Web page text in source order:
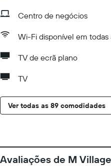
Centro de negócios
Wi-Fi disponível em todas
TV de ecrã plano
TV
Ver todas as 89 comodidades
Avaliações de M